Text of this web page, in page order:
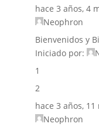
hace 3 años, 4
Neophron
Bienvenidos y
Iniciado por:
1
2
hace 3 años, 11
Neophron